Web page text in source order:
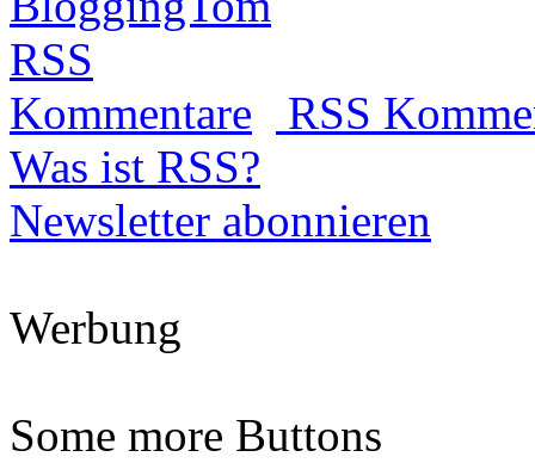
RSS
Was ist RSS?
Newsletter abonnieren
Werbung
Some more Buttons